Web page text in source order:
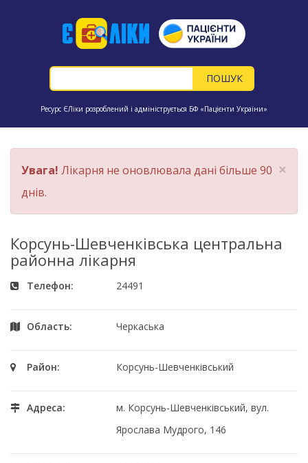
Ресурс ЄЛіки розроблений і адмініструється БФ «Пацієнти України»
×
Увага! Лікарня не оновлювала дані більше 90
днів.
Корсунь-Шевченківська центральна
районна лікарня
Телефон: 24491
Область: Черкаська
Район: Корсунь-Шевченківський
Адреса:
м. Корсунь-Шевченківський, вул.
Ярослава Мудрого, 146